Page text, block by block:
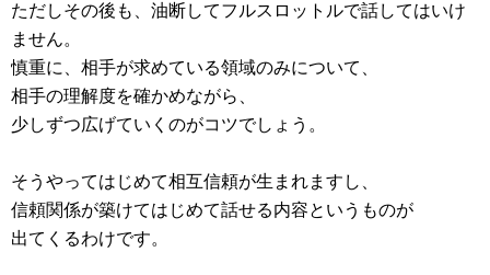
ただしその後も、油断してフルスロットルで話してはいけ
ません。
慎重に、相手が求めている領域のみについて、
相手の理解度を確かめながら、
少しずつ広げていくのがコツでしょう。
そうやってはじめて相互信頼が生まれますし、
信頼関係が築けてはじめて話せる内容というものが
出てくるわけです。